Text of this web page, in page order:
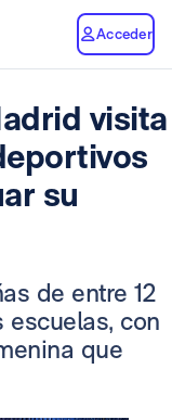
Acceder
visita
su
de entre 12
escuelas, con
que